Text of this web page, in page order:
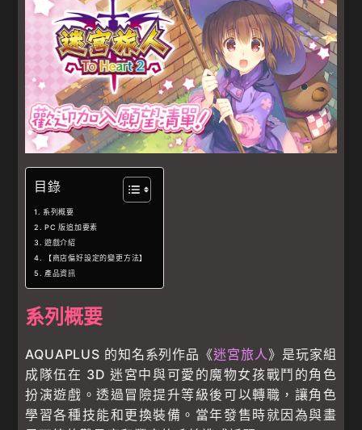
目錄
系列概要
PC 版追加要素
遊戲介紹
【商店偏好設定的變更方法】
產品資訊
系列概要
AQUAPLUS 的知名系列作品《迷宮旅人》是玩家組
成隊伍在 3D 迷宮中與可愛的魔物女孩戰鬥的角色
扮演遊戲。透過冒險提升等級後可以轉職，讓角色
學習各種技能和更換裝備。當年發售時就因為與畫